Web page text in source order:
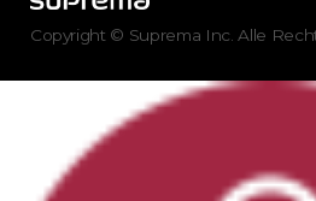
Copyright © Suprema Inc. Alle